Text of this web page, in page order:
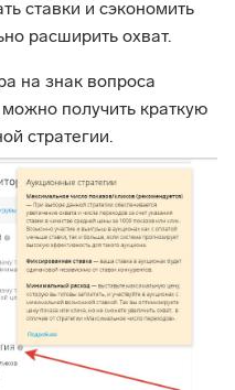
ставки и сэкономить
расширить охват.
на знак вопроса
получить краткую
стратегии.